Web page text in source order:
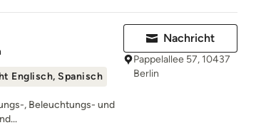
Sternen
Englisch, Spanisch
, Beleuchtungs- und
Nachricht
Pappelallee 57, 10437
Berlin